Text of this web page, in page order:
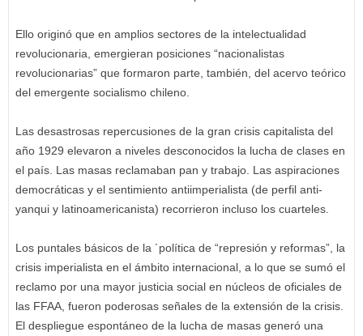
Ello originó que en amplios sectores de la intelectualidad
revolucionaria, emergieran posiciones “nacionalistas
revolucionarias” que formaron parte, también, del acervo teórico
del emergente socialismo chileno.
Las desastrosas repercusiones de la gran crisis capitalista del
año 1929 elevaron a niveles desconocidos la lucha de clases en
el país. Las masas reclamaban pan y trabajo. Las aspiraciones
democráticas y el sentimiento antiimperialista (de perfil anti-
yanqui y latinoamericanista) recorrieron incluso los cuarteles.
Los puntales básicos de la ´política de “represión y reformas”, la
crisis imperialista en el ámbito internacional, a lo que se sumó el
reclamo por una mayor justicia social en núcleos de oficiales de
las FFAA, fueron poderosas señales de la extensión de la crisis.
El despliegue espontáneo de la lucha de masas generó una